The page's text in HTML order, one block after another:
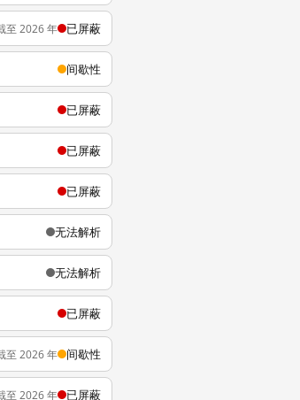
至 2026 年 已屏蔽
间歇性
已屏蔽
已屏蔽
已屏蔽
无法解析
无法解析
已屏蔽
至 2026 年 间歇性
至 2026 年 已屏蔽